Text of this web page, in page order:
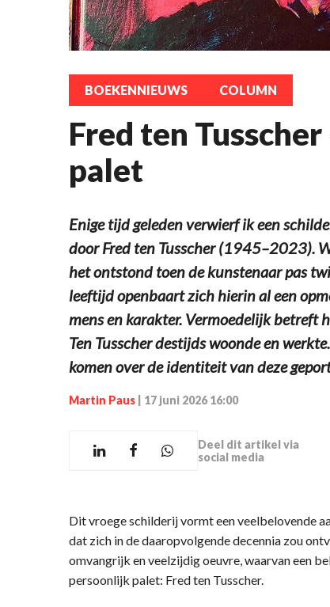
BOEKENNIEUWS COLUMN
Fred ten
palet
Enige tijd geleden verwierf ik een
door Fred ten Tusscher (1945–2023).
het ontstond toen de kunstenaar pas
leeftijd openbaart zich hierin al een
mens en karakter. Vermoedelijk betreft
Ten Tusscher destijds woonde en
komen over de identiteit van deze
Martin Paus 17 juni 2026 16:00
Deel dit artikel via
social media
Dit vroege schilderij vormt een veelbelovende
dat zich in de daaropvolgende decennia zou
omvangrijk en veelzijdig oeuvre, waarvan een
persoonlijk palet: Fred ten Tusscher.